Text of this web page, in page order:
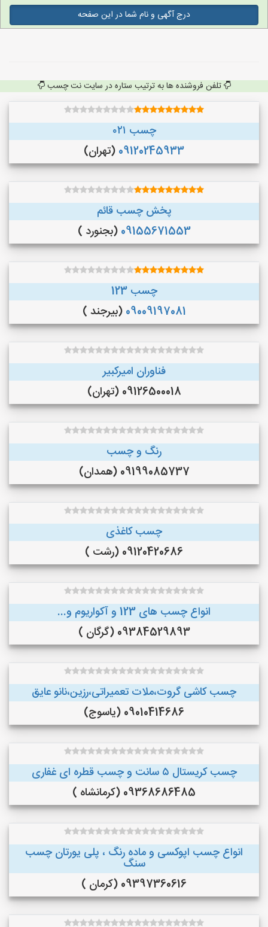
درج آگهی و نام شما در این صفحه
تلفن فروشنده ها به ترتیب ستاره در سایت نت چسب
چسب ۰۲۱
09120245933 (تهران)
پخش چسب قائم
09155671553 (بجنورد )
چسب 123
09009197081 (بیرجند )
فناوران امیرکبیر
09126500018 (تهران)
رنگ و چسب
09199085737 (همدان)
چسب کاغذی
09120420686 (رشت )
انواع چسب های 123 و آکواریوم و...
09384529893 (گرگان )
چسب کاشی گروت،ملات تعمیراتی،رزین،نانو عایق
09010414686 (یاسوج)
چسب کریستال ۵ سانت و چسب قطره ای غفاری
09368686485 (کرمانشاه )
انواع چسب اپوکسی و ماده رنگ ، پلی یورتان چسب
سنگ
09397360616 (کرمان )